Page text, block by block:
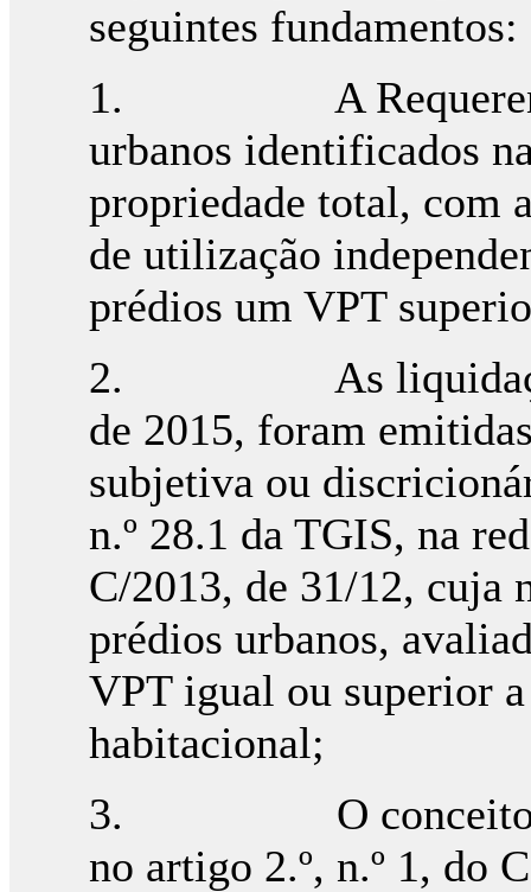
seguintes fundamentos:
1. A Requerente é
urbanos identificados
propriedade total, com
de utilização
prédios um VPT
2. As liquidações
de 2015, foram
subjetiva ou
n.º 28.1 da TGIS, na
C/2013, de 31/12, cuja
prédios urbanos,
VPT igual ou superior
habitacional;
3. O conceito de
no artigo 2.º, n.º 1, do